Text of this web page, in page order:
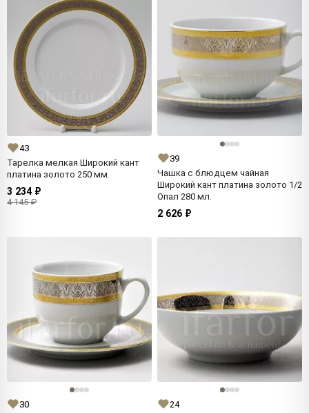
43
Тарелка мелкая Широкий кант
платина золото 250 мм.
3 234 ₽
4 145 ₽
39
Чашка с блюдцем чайная
Широкий кант платина золото 1/2
Опал 280 мл.
2 626 ₽
30
24